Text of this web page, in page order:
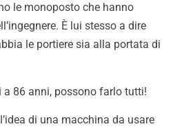
le monoposto che hanno
È lui stesso a dire
le portiere sia alla portata di
a 86 anni, possono farlo tutti!
di una macchina da usare